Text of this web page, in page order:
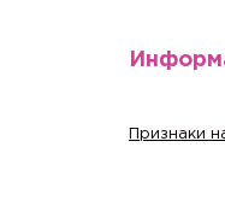
Признаки